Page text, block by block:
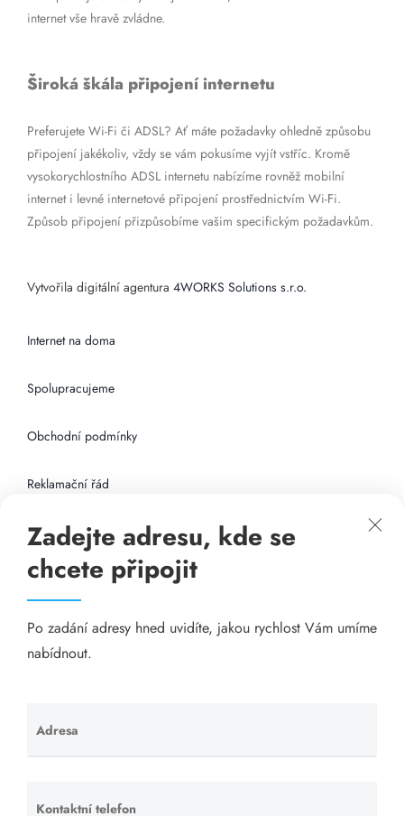
internet vše hravě zvládne.
Široká škála připojení internetu
Preferujete Wi-Fi či ADSL? Ať máte požadavky ohledně způsobu
připojení jakékoliv, vždy se vám pokusíme vyjít vstříc. Kromě
vysokorychlostního ADSL internetu nabízíme rovněž mobilní
internet i levné internetové připojení prostřednictvím Wi-Fi.
Způsob připojení přizpůsobíme vašim specifickým požadavkům.
Vytvořila digitální agentura 4WORKS Solutions s.r.o.
Internet na doma
Spolupracujeme
Obchodní podmínky
Reklamační řád
Připojení k internetu
Odkazy
Katalog A-seznam.cz
Visací zámky - TOKOZ
Zadejte adresu, kde se
chcete připojit
Po zadání adresy hned uvidíte, jakou rychlost Vám umíme
nabídnout.
Adresa
Ponechte
toto pole
Kontaktní telefon